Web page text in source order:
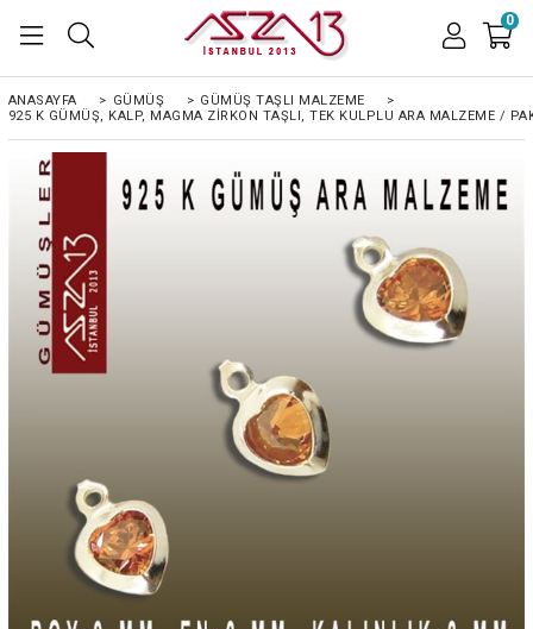
0
ANASAYFA > GÜMÜŞ > GÜMÜŞ TAŞLI MALZEME
>
925 K GÜMÜŞ, KALP, MAGMA ZIRKON TAŞLI, TEK KULPLU ARA MALZEME /